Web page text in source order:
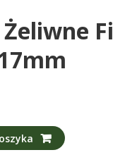
Żeliwne Fi